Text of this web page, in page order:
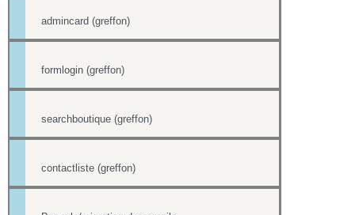
admincard (greffon)
formlogin (greffon)
searchboutique (greffon)
contactliste (greffon)